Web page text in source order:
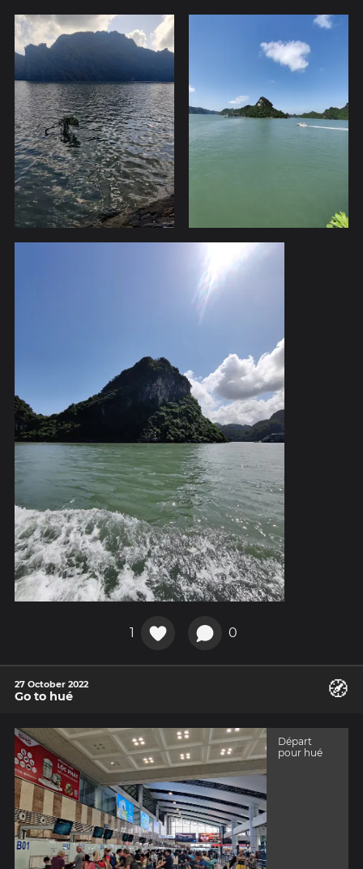
1 0
27 October 2022
Go to hué 🧭
Départ
pour hué